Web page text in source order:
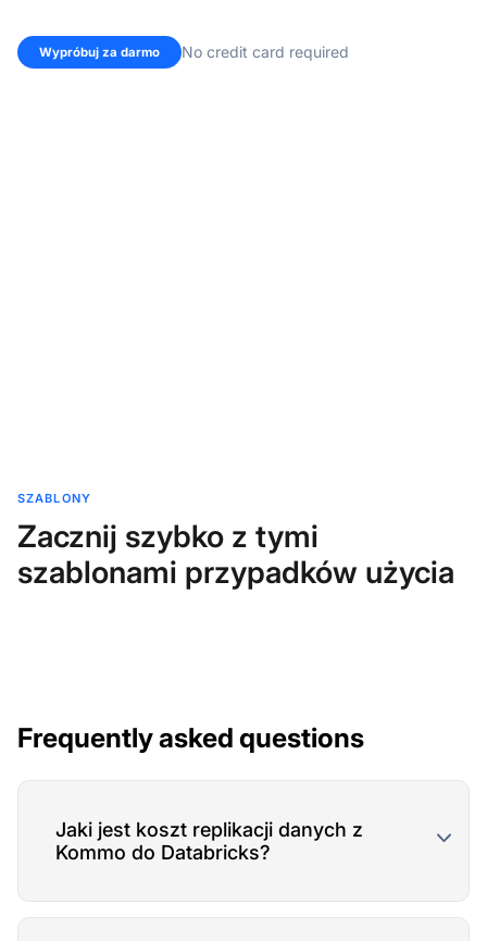
Wypróbuj za darmo No credit card required
SZABLONY
Zacznij szybko z tymi
szablonami przypadków użycia
Frequently asked questions
Jaki jest koszt replikacji danych z
Kommo do Databricks?